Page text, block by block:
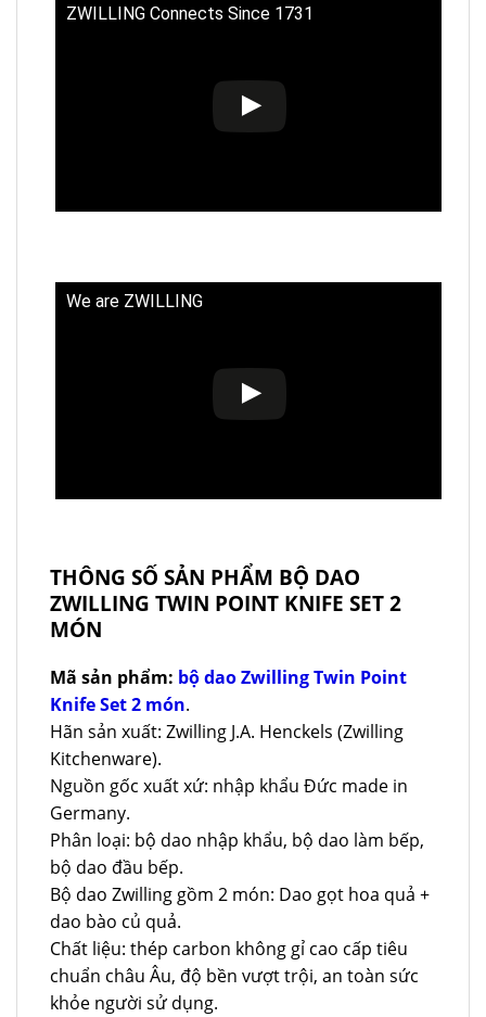
ZWILLING Connects Since 1731
We are ZWILLING
THÔNG SỐ SẢN PHẨM BỘ DAO
ZWILLING TWIN POINT KNIFE SET 2
MÓN
Mã sản phẩm: bộ dao Zwilling Twin Point
Knife Set 2 món.
Hãn sản xuất: Zwilling J.A. Henckels (Zwilling
Kitchenware).
Nguồn gốc xuất xứ: nhập khẩu Đức made in
Germany.
Phân loại: bộ dao nhập khẩu, bộ dao làm bếp,
bộ dao đầu bếp.
Bộ dao Zwilling gồm 2 món: Dao gọt hoa quả +
dao bào củ quả.
Chất liệu: thép carbon không gỉ cao cấp tiêu
chuẩn châu Âu, độ bền vượt trội, an toàn sức
khỏe người sử dụng.